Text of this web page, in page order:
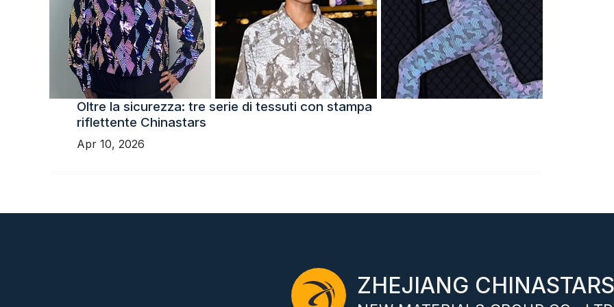
Oltre la sicurezza: tre serie di tessuti con stampa
riflettente Chinastars
Apr 10, 2026
ZHEJIANG